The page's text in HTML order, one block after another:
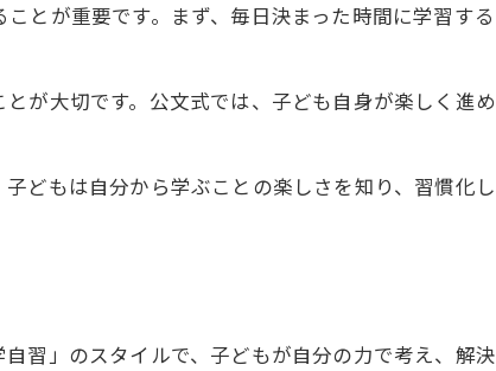
に取り組む環境とは
とが重要です。まず、毎日決まった時間に学習す
が大切です。公文式では、子ども自身が楽しく進
どもは自分から学ぶことの楽しさを知り、習慣化
習」のスタイルで、子どもが自分の力で考え、解